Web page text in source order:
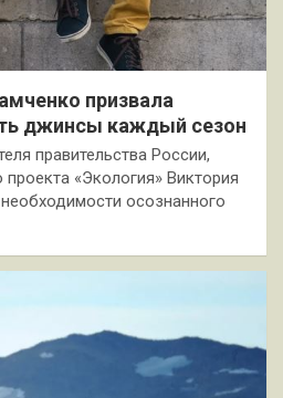
призвала
джинсы каждый сезон
правительства России,
«Экология» Виктория
осознанного